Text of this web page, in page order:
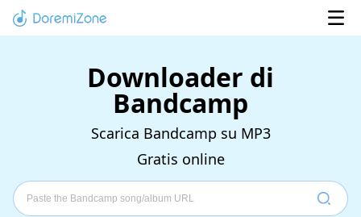
Downloader di
Bandcamp
Scarica Bandcamp su MP3
Gratis online